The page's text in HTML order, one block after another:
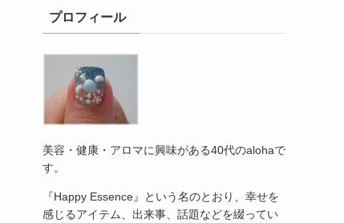
プロフィール
美容・健康・アロマに興味がある40代のalohaで
す。
『Happy Essence』という名のとおり、幸せを
感じるアイテム、出来事、話題などを綴ってい